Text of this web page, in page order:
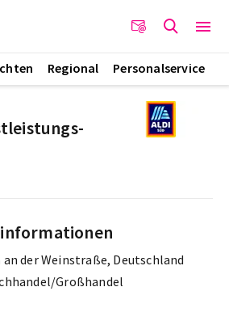
Regional Personalservice
der Weinstraße, Deutschland
Großhandel